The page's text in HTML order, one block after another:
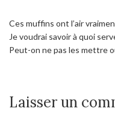
Ces muffins ont l’air
Je voudrai savoir à quoi
Peut-on ne pas les mettre
Laisser un